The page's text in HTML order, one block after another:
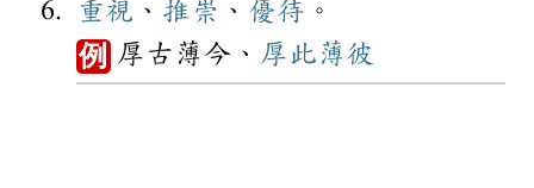
重視 、 推崇 、 優待 。
例 厚古薄今、 厚此薄彼